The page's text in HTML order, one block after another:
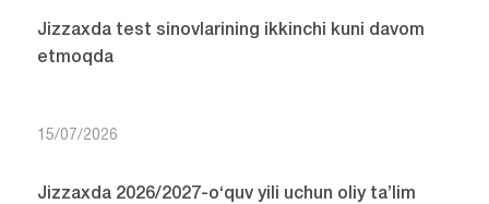
Jizzaxda test sinovlarining ikkinchi kuni davom
etmoqda
15/07/2026
Jizzaxda 2026/2027-o‘quv yili uchun oliy ta’lim